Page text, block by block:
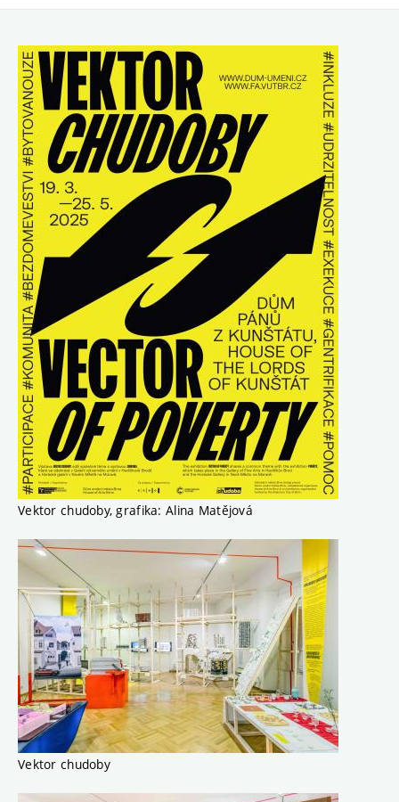
Vektor chudoby, grafika: Alina Matějová
Vektor chudoby